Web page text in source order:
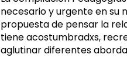
necesario y urgente en su
propuesta de pensar la
tiene acostumbradxs,
aglutinar diferentes